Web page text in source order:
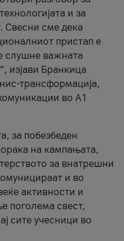
и за
Свесни сме дека
пристап е
слушне важната
изјави Бранкица
трансформација,
во А1
за побезбеден
на кампањата,
за внатрешни
и во
активности и
поголема свест,
сите учесници во